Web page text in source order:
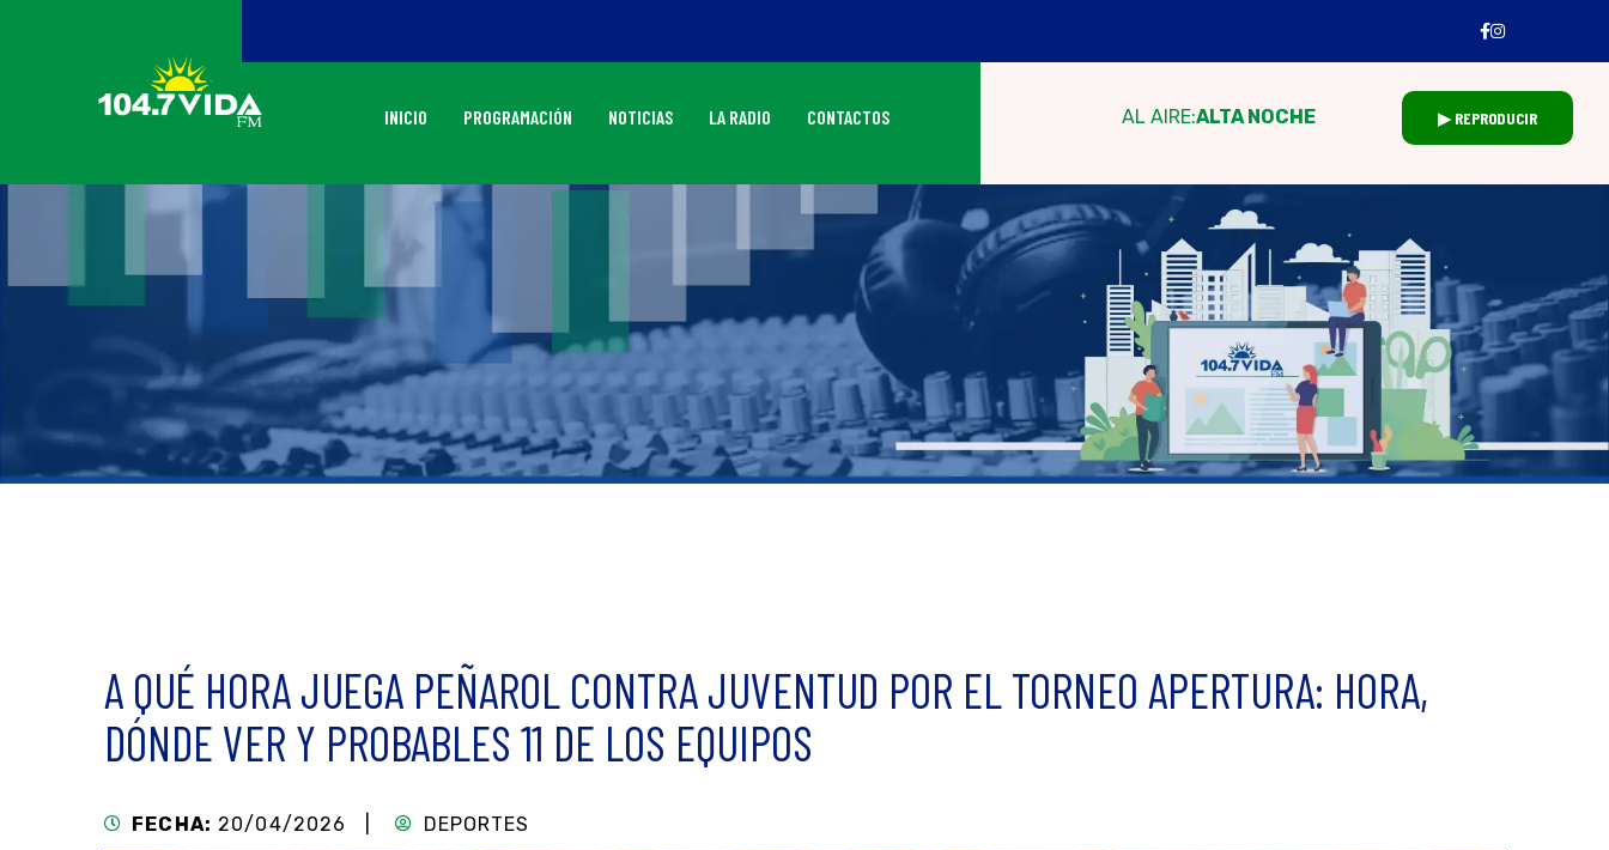
INICIO PROGRAMACIÓN NOTICIAS LA RADIO CONTACTOS AL AIRE:ALTA NOCHE ▶ REPRODUCIR
A QUÉ HORA JUEGA PEÑAROL CONTRA JUVENTUD POR EL TORNEO APERTURA: HORA,
DÓNDE VER Y PROBABLES 11 DE LOS EQUIPOS
FECHA: 20/04/2026 | DEPORTES